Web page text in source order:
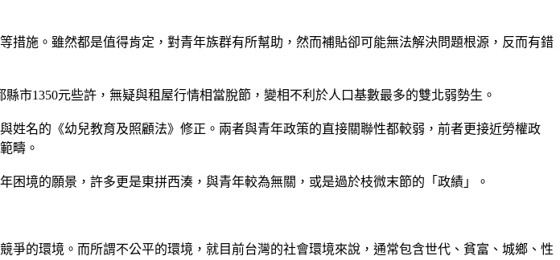
施。雖然都是值得肯定，對青年族群有所幫助，然而補貼卻可能無法解決問題根源，反而有錯
市1350元些許，無疑與租屋行情相當脫節，變相不利於人口基數最多的雙北弱勢生。
姓名的《幼兒教育及照顧法》修正。兩者與青年政策的直接關聯性都較弱，前者更接近勞權政
疇。
境的願景，許多更是東拼西湊，與青年較為無關，或是過於枝微末節的「政績」。
的環境。而所謂不公平的環境，就目前台灣的社會環境來說，通常包含世代、貧富、城鄉、性